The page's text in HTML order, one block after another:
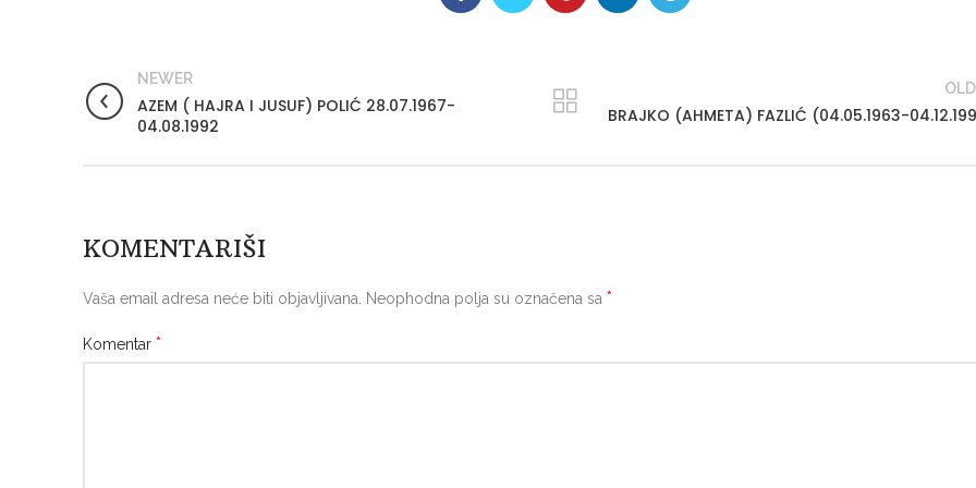
NEWER
AZEM ( HAJRA I JUSUF) POLIĆ 28.07.1967-
04.08.1992
BRAJKO (AHMETA) FAZLIĆ (04.05.1963-
KOMENTARIŠI
Vaša email adresa neće biti objavljivana. Neophodna polja su označena sa *
Komentar *